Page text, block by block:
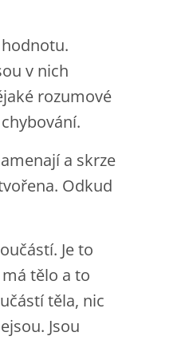
v nich
rozumové
a skrze
Odkud
Je to
tělo a to
těla, nic
Jsou